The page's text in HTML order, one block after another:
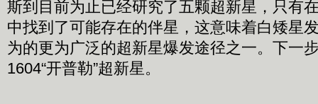
斯到目前为止已经研究了五颗超新星，只有
中找到了可能存在的伴星，这意味着白矮星
为的更为广泛的超新星爆发途径之一。下一
1604“开普勒”超新星。